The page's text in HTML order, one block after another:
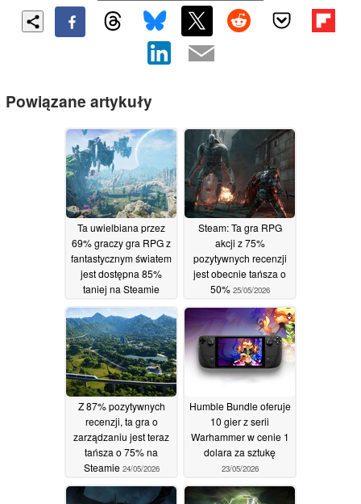
Powiązane artykuły
Ta uwielbiana przez
69% graczy gra RPG z
fantastycznym światem
jest dostępna 85%
taniej na Steamie
26/05/2026
Steam: Ta gra RPG
akcji z 75%
pozytywnych recenzji
jest obecnie tańsza o
50% 25/05/2026
Z 87% pozytywnych
recenzji, ta gra o
zarządzaniu jest teraz
tańsza o 75% na
Steamie 24/05/2026
Humble Bundle oferuje
10 gier z serii
Warhammer w cenie 1
dolara za sztukę
23/05/2026